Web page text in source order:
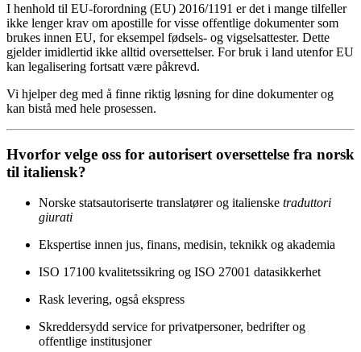
I henhold til EU-forordning (EU) 2016/1191 er det i mange tilfeller
ikke lenger krav om apostille for visse offentlige dokumenter som
brukes innen EU, for eksempel fødsels- og vigselsattester. Dette
gjelder imidlertid ikke alltid oversettelser. For bruk i land utenfor EU
kan legalisering fortsatt være påkrevd.
Vi hjelper deg med å finne riktig løsning for dine dokumenter og
kan bistå med hele prosessen.
Hvorfor velge oss for autorisert oversettelse fra norsk
til italiensk?
Norske statsautoriserte translatører og italienske traduttori
giurati
Ekspertise innen jus, finans, medisin, teknikk og akademia
ISO 17100 kvalitetssikring og ISO 27001 datasikkerhet
Rask levering, også ekspress
Skreddersydd service for privatpersoner, bedrifter og
offentlige institusjoner